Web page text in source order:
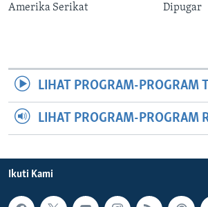
Amerika Serikat
Dipugar
LIHAT PROGRAM-PROGRAM
LIHAT PROGRAM-PROGRAM
Ikuti Kami